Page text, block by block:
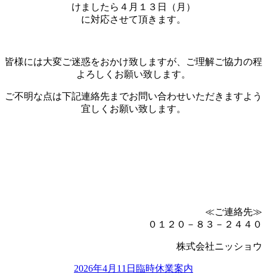
けましたら４月１３日（月）
に対応させて頂きます。
皆様には大変ご迷惑をおかけ致しますが、ご理解ご協力の程
よろしくお願い致します。
ご不明な点は下記連絡先までお問い合わせいただきますよう
宜しくお願い致します。
≪ご連絡先≫
０１２０－８３－２４４０
株式会社ニッショウ
2026年4月11日臨時休業案内